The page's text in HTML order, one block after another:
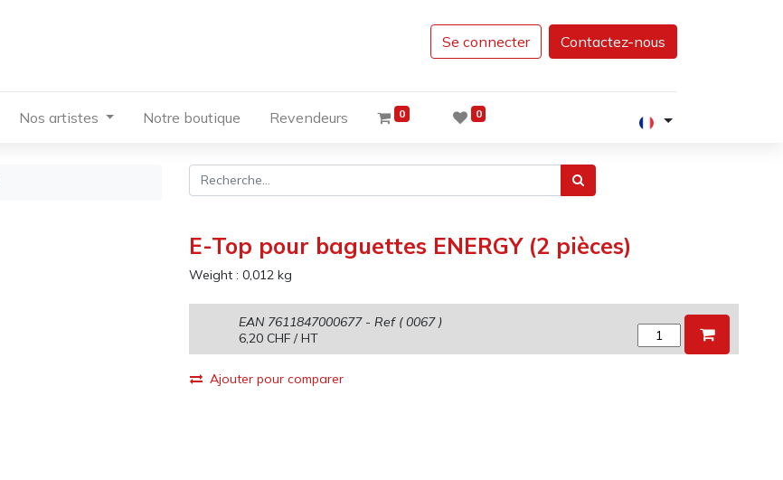
Se connecter Contactez-nous
Nos artistes Notre boutique Revendeurs 0 0
E-Top pour baguettes ENERGY (2 pièces)
Weight : 0,012kg
6,20CHF/ HT
EAN 7611847000677- Ref (0067)
Ajouter pour comparer